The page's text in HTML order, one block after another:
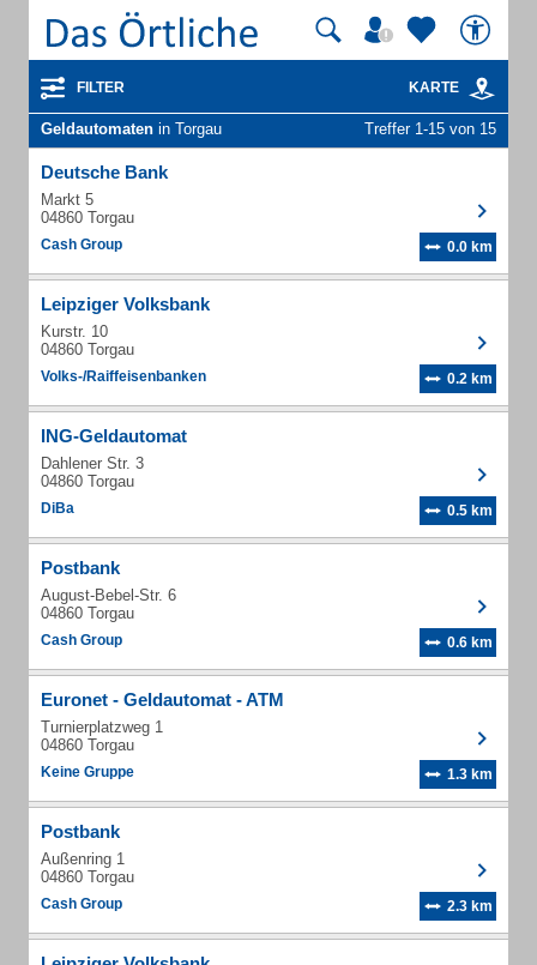
FILTER KARTE
Geldautomaten in Torgau Treffer 1-15 von 15
Deutsche Bank
Markt 5
04860 Torgau
Cash Group 0.0 km
Leipziger Volksbank
Kurstr. 10
04860 Torgau
Volks-/Raiffeisenbanken 0.2 km
ING-Geldautomat
Dahlener Str. 3
04860 Torgau
DiBa 0.5 km
Postbank
August-Bebel-Str. 6
04860 Torgau
Cash Group 0.6 km
Euronet - Geldautomat - ATM
Turnierplatzweg 1
04860 Torgau
Keine Gruppe 1.3 km
Postbank
Außenring 1
04860 Torgau
Cash Group 2.3 km